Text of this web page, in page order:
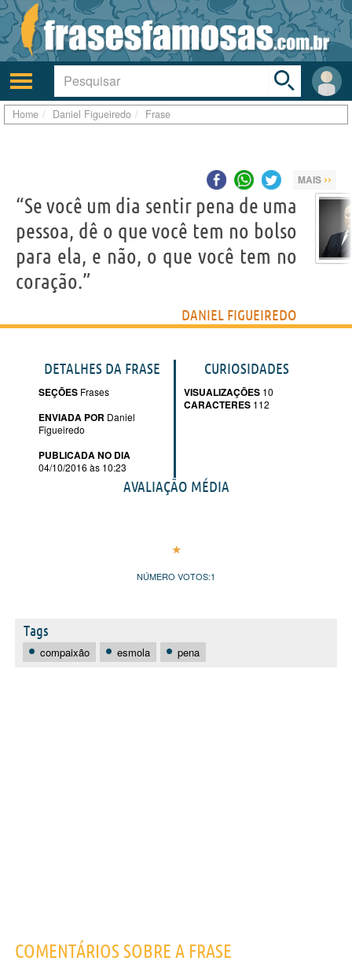
Ativar/desativar
a
navegação
Área
do
Toggle
search
bar
Home Daniel Figueiredo Frase
MAIS ››
“Se você um dia sentir pena de uma
pessoa, dê o que você tem no bolso
para ela, e não, o que você tem no
coração.”
DANIEL FIGUEIREDO
DETALHES DA FRASE
SEÇÕES Frases
ENVIADA POR Daniel
Figueiredo
PUBLICADA NO DIA
04/10/2016 às 10:23
CURIOSIDADES
VISUALIZAÇÕES 10
CARACTERES 112
AVALIAÇÃO MÉDIA
NÚMERO VOTOS:1
Tags
compaixão esmola pena
COMENTÁRIOS SOBRE A FRASE